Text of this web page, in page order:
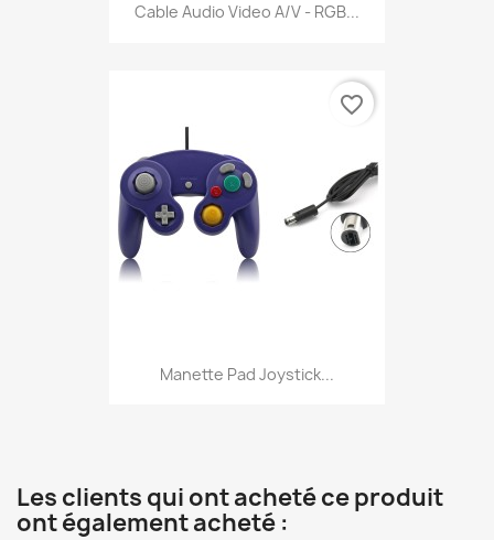
Cable Audio Video A/V - RGB...
Manette Pad Joystick...
favorite_border
Les clients qui ont acheté ce produit
ont également acheté :